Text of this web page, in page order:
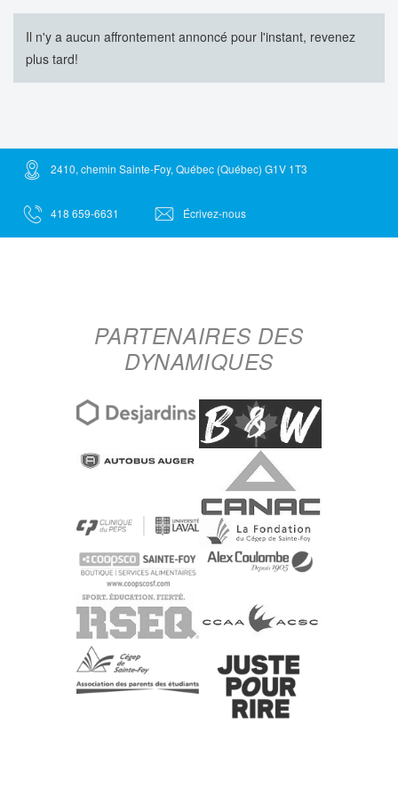
Il n'y a aucun affrontement annoncé pour l'instant, revenez
plus tard!
2410, chemin Sainte-Foy, Québec (Québec) G1V 1T3
418 659-6631 Écrivez-nous
PARTENAIRES DES
DYNAMIQUES